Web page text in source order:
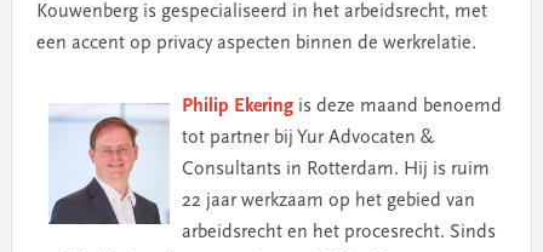
Kouwenberg is gespecialiseerd in het arbeidsrecht, met
een accent op privacy aspecten binnen de werkrelatie.
Philip Ekeringis deze maand benoemd
tot partner bij Yur Advocaten &
Consultants in Rotterdam. Hij is ruim
22 jaar werkzaam op het gebied van
arbeidsrecht en het procesrecht. Sinds